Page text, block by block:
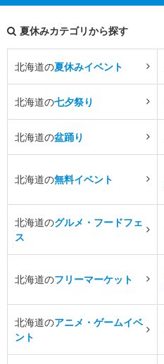
夏休みカテゴリから探す
北海道の夏休みイベント
北海道の七夕祭り
北海道の盆踊り
北海道の無料イベント
北海道のグルメ・フードフェ
ス
北海道のフリーマーケット
北海道のアニメ・ゲームイベ
ント